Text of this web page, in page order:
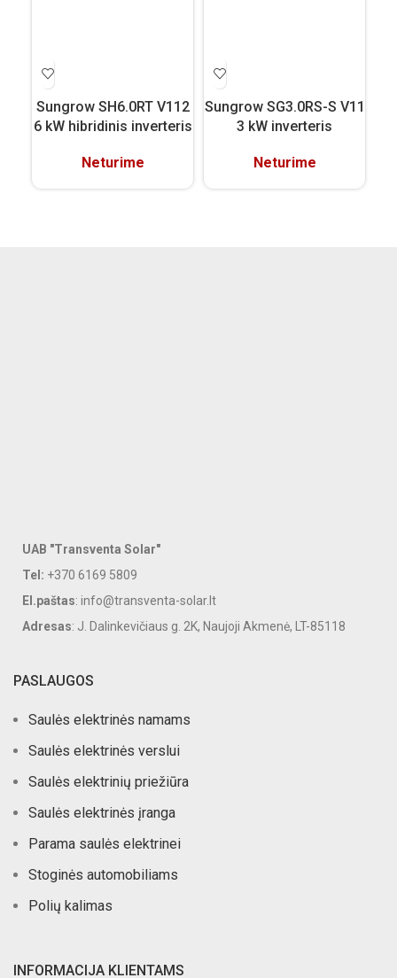
Sungrow SH6.0RT V112
6 kW hibridinis inverteris
Neturime
Sungrow SG3.0RS-S V11
3 kW inverteris
Neturime
UAB "Transventa Solar"
Tel: +370 6169 5809
El.paštas: info@transventa-solar.lt
Adresas: J. Dalinkevičiaus g. 2K, Naujoji Akmenė, LT-85118
PASLAUGOS
Saulės elektrinės namams
Saulės elektrinės verslui
Saulės elektrinių priežiūra
Saulės elektrinės įranga
Parama saulės elektrinei
Stoginės automobiliams
Polių kalimas
INFORMACIJA KLIENTAMS